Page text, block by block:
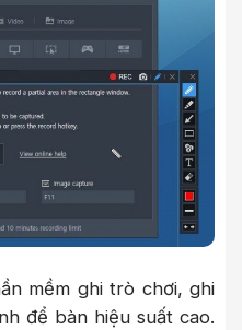
mềm ghi trò chơi, ghi
để bàn hiệu suất cao.